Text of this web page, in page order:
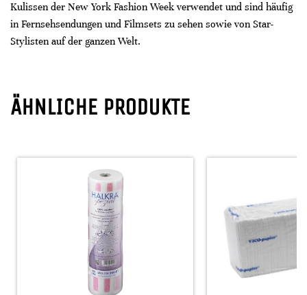
Kulissen der New York Fashion Week verwendet und sind häufig
in Fernsehsendungen und Filmsets zu sehen sowie von Star-
Stylisten auf der ganzen Welt.
ÄHNLICHE PRODUKTE